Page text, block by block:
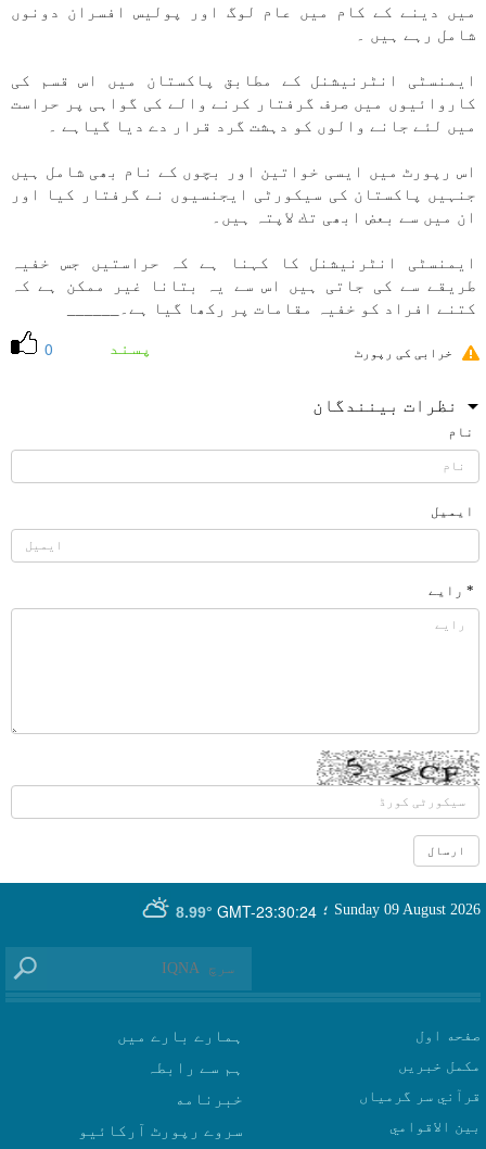
میں دينے كے كام میں عام لوگ اور پوليس افسران دونوں
شامل رہے ہیں ۔
ايمنسٹی انٹرنيشنل كے مطابق پاكستان میں اس قسم كی
كاروائيوں میں صرف گرفتار كرنے والے كی گواہی پر حراست
میں لئے جانے والوں كو دہشت گرد قرار دے ديا گياہے ۔
اس رپورٹ میں ايسی خواتين اور بچوں كے نام بھی شامل ہیں
جنہیں پاكستان كی سيكورٹی ايجنسيوں نے گرفتار كيا اور
ان میں سے بعض ابھی تك لاپتہ ہیں۔
ايمنسٹی انٹرنيشنل كا كہنا ہے كہ حراستیں جس خفیہ
طريقے سے كی جاتی ہیں اس سے یہ بتانا غير ممكن ہے كہ
كتنے افراد كو خفیہ مقامات پر ركھا گيا ہے۔______
0 پسند خرابی کی رپورٹ
نظرات بینندگان
نام
ایمیل
* رایے
GMT-23:30:24
8.99° Sunday 09 August 2026 ؛
صفحه اول
مکمل خبریں
قرآني سر گرمياں
بين الاقوامي
ہمارے بارے میں
ہم سے رابطہ
سروے رپورٹ آرکائیو